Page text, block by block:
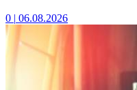
0 | 06.08.2026